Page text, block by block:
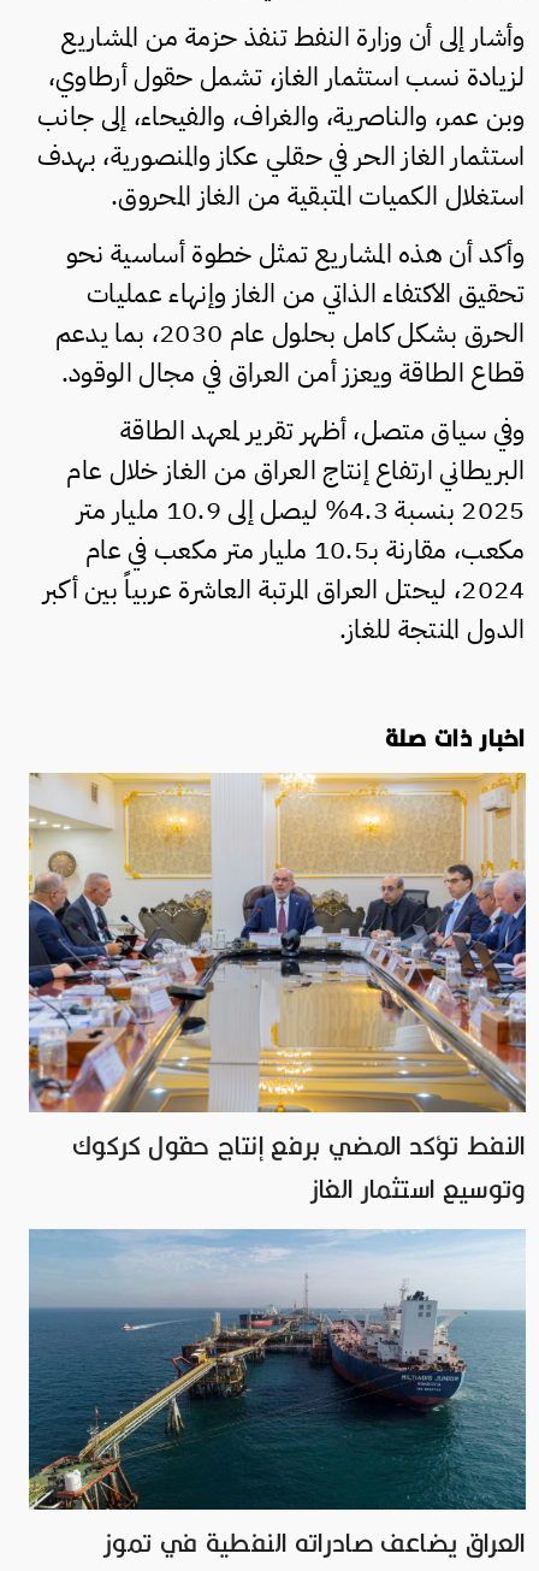
وأشار إلى أن وزارة النفط تنفذ حزمة من المشاريع
لزيادة نسب استثمار الغاز، تشمل حقول أرطاوي،
وبن عمر، والناصرية، والغراف، والفيحاء، إلى جانب
استثمار الغاز الحر في حقلي عكاز والمنصورية، بهدف
استغلال الكميات المتبقية من الغاز المحروق.
وأكد أن هذه المشاريع تمثل خطوة أساسية نحو
تحقيق الاكتفاء الذاتي من الغاز وإنهاء عمليات
الحرق بشكل كامل بحلول عام 2030، بما يدعم
قطاع الطاقة ويعزز أمن العراق في مجال الوقود.
وفي سياق متصل، أظهر تقرير لمعهد الطاقة
البريطاني ارتفاع إنتاج العراق من الغاز خلال عام
2025 بنسبة 4.3% ليصل إلى 10.9 مليار متر
مكعب، مقارنة بـ10.5 مليار متر مكعب في عام
2024، ليحتل العراق المرتبة العاشرة عربياً بين أكبر
الدول المنتجة للغاز.
اخبار ذات صلة
النفط تؤكد المضي برفع إنتاج حقول كركوك
وتوسيع استثمار الغاز
العراق يضاعف صادراته النفطية في تموز